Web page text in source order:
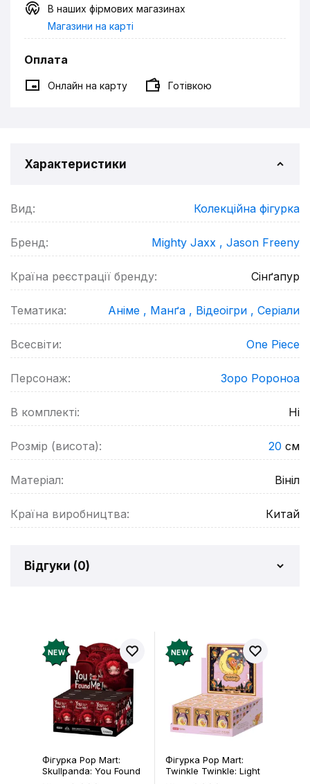
В наших фірмових магазинах
Магазини на карті
Оплата
Онлайн на карту Готівкою
Характеристики
Вид: Колекційна фігурка
Бренд: Mighty Jaxx , Jason Freeny
Країна реєстрації бренду: Сінґапур
Тематика: Аніме , Манґа , Відеоігри , Серіали
Всесвіти: One Piece
Персонаж: Зоро Ророноа
В комплекті: Ні
Розмір (висота): 20 см
Матеріал: Вініл
Країна виробництва: Китай
Відгуки (0)
Додайте відгук і отримайте 50 грн на свій
рахунок
Залишити відгук
NEW
Фігурка Pop Mart:
Skullpanda: You Found
NEW
Фігурка Pop Mart:
Twinkle Twinkle: Light